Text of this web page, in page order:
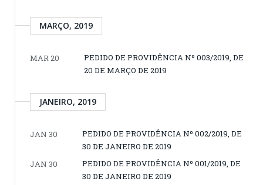
MARÇO, 2019
MAR 20
PEDIDO DE PROVIDÊNCIA Nº 003/2019, DE
20 DE MARÇO DE 2019
JANEIRO, 2019
JAN 30
PEDIDO DE PROVIDÊNCIA Nº 002/2019, DE
30 DE JANEIRO DE 2019
JAN 30
PEDIDO DE PROVIDÊNCIA Nº 001/2019, DE
30 DE JANEIRO DE 2019